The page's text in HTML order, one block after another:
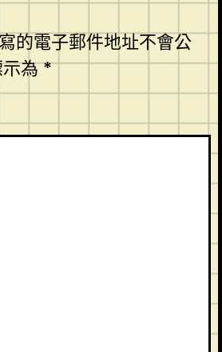
的電子郵件地址不會公
示為*